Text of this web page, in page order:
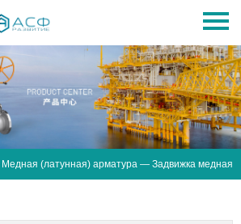
Медная (латунная) арматура — Задвижка медная